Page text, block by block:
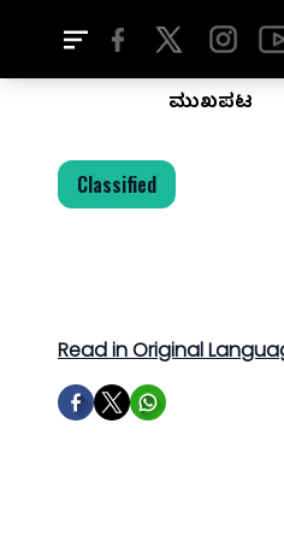
ಮುಖಪುಟ
Classified
Read in Original